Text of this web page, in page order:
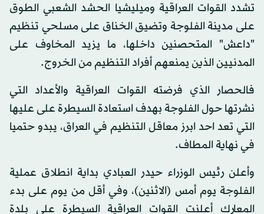
تشدد القوات العراقية وميليشيا الحشد الشعبي الطوق
على مدينة الفلوجة وتضيق الخناق على مسلحي تنظيم
"داعش" المتحصنين داخلها، ما يزيد المخاوف على
المدنيين الذين يمنعهم أفراد التنظيم من الخروج.
فالحصار الذي فرضته القوات العراقية والأعداد التي
نشرتها حول الفلوجة بهدف استعادة السيطرة على عليها
التي تعد احد ابرز معاقل التنظيم في العراق، يبدو حتميا
في نهاية المطاف.
وأعلن رئيس الوزراء حيدر العبادي بداية انطلاق عملية
الفلوجة يوم أمس (الاثنين)، وفي أقل من يوم على بدء
المعارك أعلنت القوات العراقية السيطرة على بلدة